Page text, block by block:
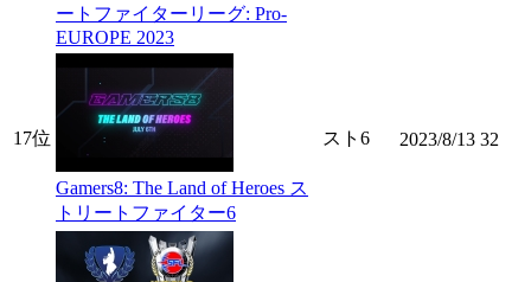
ートファイターリーグ: Pro-
EUROPE 2023
17位
Gamers8: The Land of Heroes ス
トリートファイター6
スト6 2023/8/13 32